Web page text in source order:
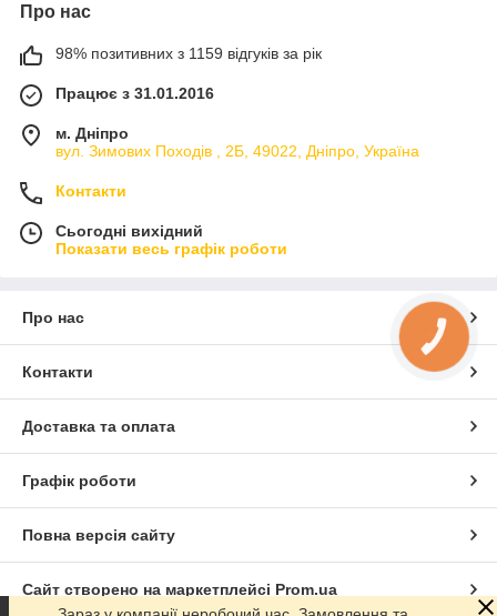
Про нас
98% позитивних з 1159 відгуків за рік
Працює з 31.01.2016
м. Дніпро
вул. Зимових Походiв , 2Б, 49022, Дніпро, Україна
Контакти
Сьогодні вихідний
Показати весь графік роботи
Про нас
Контакти
Доставка та оплата
Графік роботи
Повна версія сайту
Сайт створено на маркетплейсі Prom.ua
КНОПКА
ЗВ'ЯЗКУ